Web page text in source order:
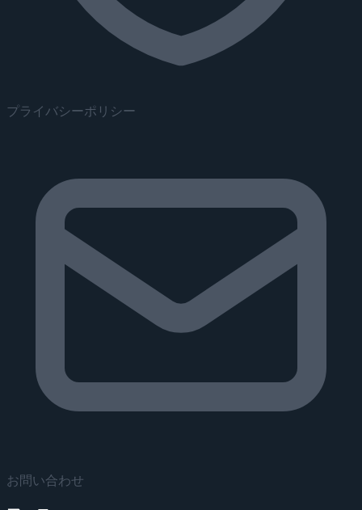
プライバシーポリシー
お問い合わせ